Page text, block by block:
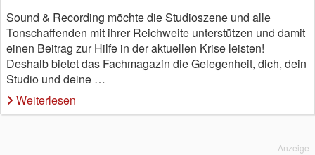
Sound & Recording möchte die Studioszene und alle
Tonschaffenden mit ihrer Reichweite unterstützen und damit
einen Beitrag zur Hilfe in der aktuellen Krise leisten!
Deshalb bietet das Fachmagazin die Gelegenheit, dich, dein
Studio und deine …
Weiterlesen
Anzeige